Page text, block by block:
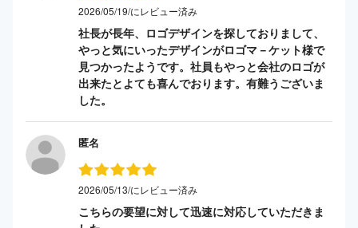
2026/05/19/にレビュー済み
社長が長年、ロゴデザインを探しておりまして、
やっと気にいったデザインがロゴマ－ケット様で
見つかったようです。社員もやっと会社のロゴが
出来たとよても喜んでおります。有難うございま
した。
匿名
2026/05/13/にレビュー済み
こちらの要望に対して迅速に対応していただきま